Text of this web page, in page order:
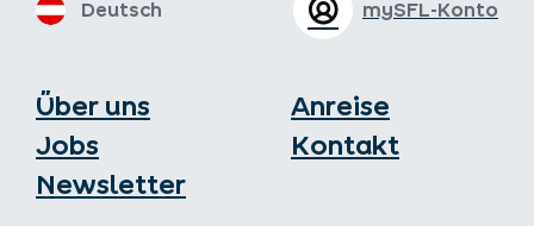
Über uns
Jobs
Newsletter
Anreise
Kontakt
mySFL-Konto
Deutsch